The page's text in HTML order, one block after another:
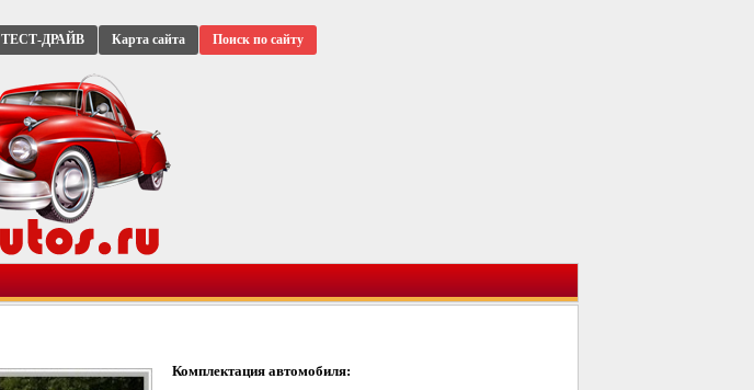
ТЕСТ-ДРАЙВ Карта сайта Поиск по сайту
Комплектация автомобиля: